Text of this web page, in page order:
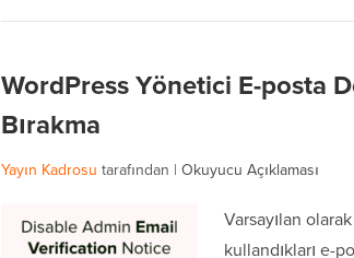
WordPress Yönetici E-posta
Bırakma
Yayın Kadrosu tarafından | Okuyucu Açıklaması
Varsayılan
kullandıkları e-